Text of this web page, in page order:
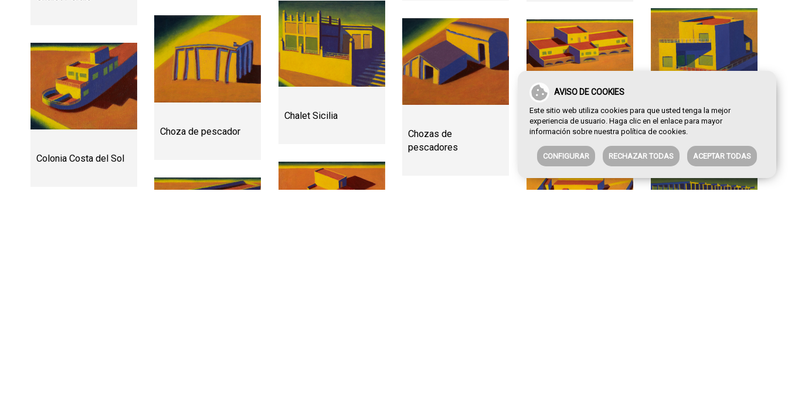
AVISO DE COOKIES
Este sitio web utiliza cookies para que usted tenga la mejor
experiencia de usuario. Haga clic en el enlace para mayor
información sobre nuestra política de cookies.
CONFIGURAR RECHAZAR TODAS ACEPTAR TODAS
Chalet Sicilia
Chalet Torres Marín
Choza de pescador
Chozas de
pescadores
Club Náutico
Colonia Costa del Sol